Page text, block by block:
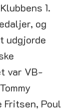
1.
og
udgjorde
var VB-
Fritsen, Poul